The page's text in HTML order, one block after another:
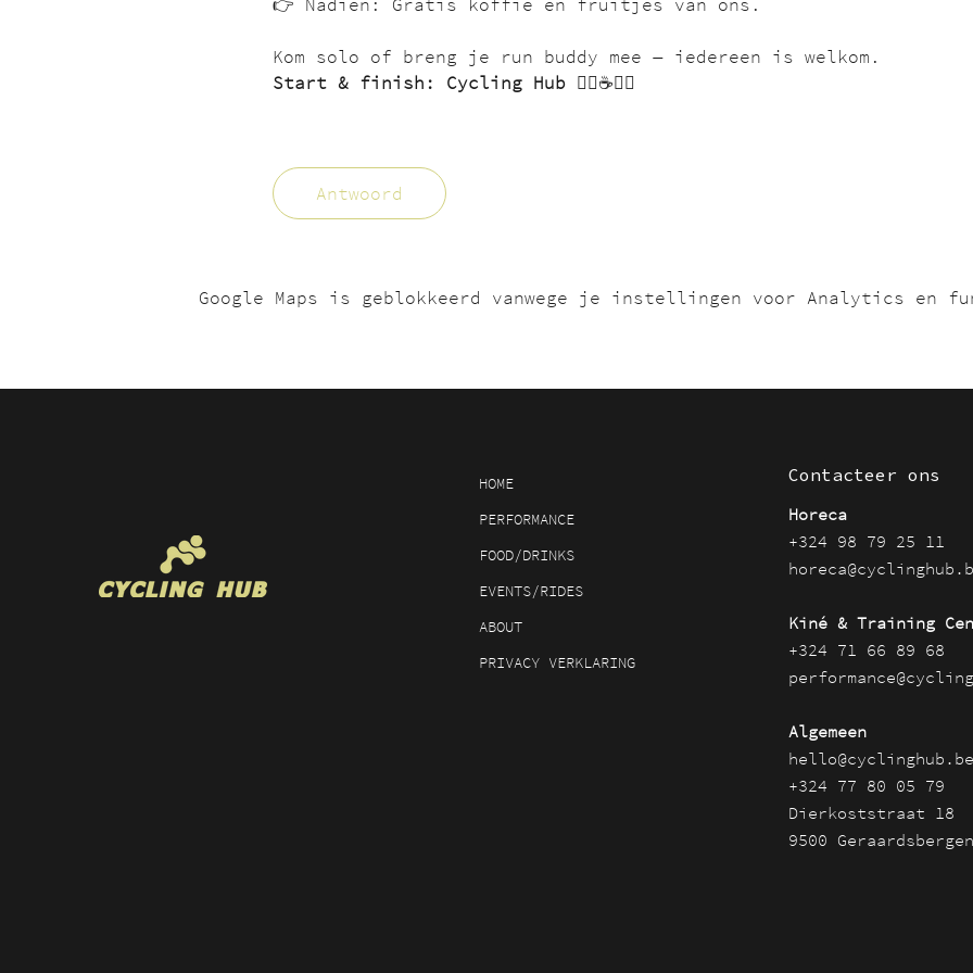
👉 Nadien: Gratis koffie en fruitjes van ons.
Kom solo of breng je run buddy mee — iedereen is welkom.
Start & finish: Cycling Hub 🏃‍♂️☕🚴‍♂️
Antwoord
Google Maps is geblokkeerd vanwege je instellingen voor Analytics en
HOME
PERFORMANCE
FOOD/DRINKS
EVENTS/RIDES
ABOUT
PRIVACY VERKLARING
Contacteer ons
Horeca
+324 98 79 25 11
Kiné & Training
+324 71 66 89 68
Algemeen
hello@cyclinghub.be
+324 77 80 05 79
Dierkoststraat 18
9500 Geraardsbergen